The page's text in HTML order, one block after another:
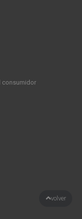
consumidor
volver